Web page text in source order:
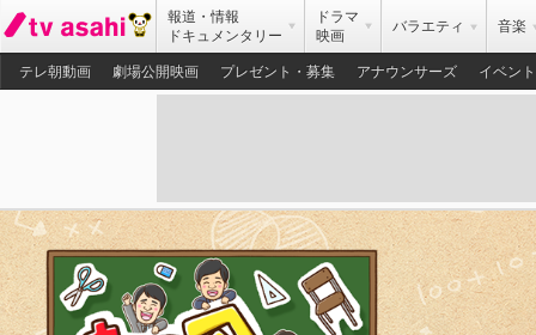
報道・情報
ドキュメンタリー
ドラマ
映画
バラエティ 音楽
テレ朝動画 劇場公開映画 プレゼント・募集 アナウンサーズ イベント